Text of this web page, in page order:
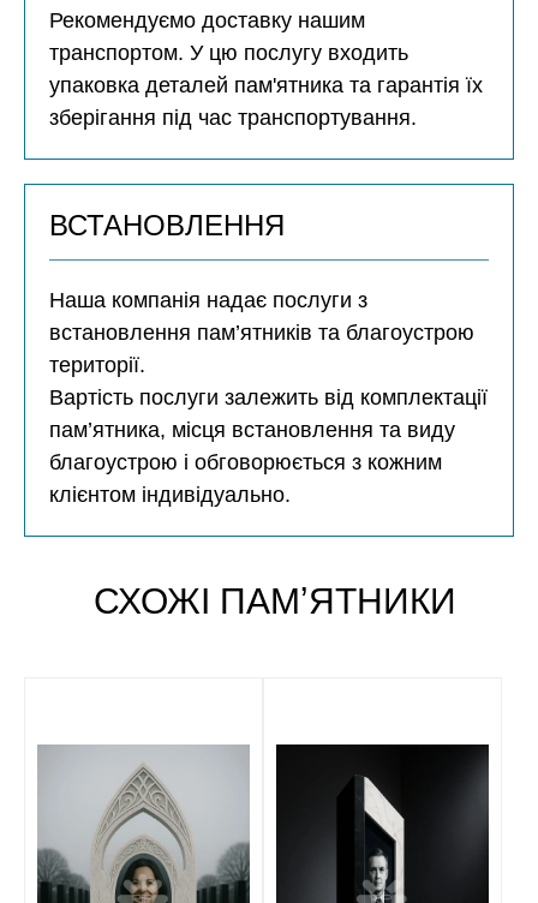
Рекомендуємо доставку нашим
транспортом. У цю послугу входить
упаковка деталей пам'ятника та гарантія їх
зберігання під час транспортування.
ВСТАНОВЛЕННЯ
Наша компанія надає послуги з
встановлення пам’ятників та благоустрою
території.
Вартість послуги залежить від комплектації
пам’ятника, місця встановлення та виду
благоустрою і обговорюється з кожним
клієнтом індивідуально.
СХОЖІ ПАМʼЯТНИКИ